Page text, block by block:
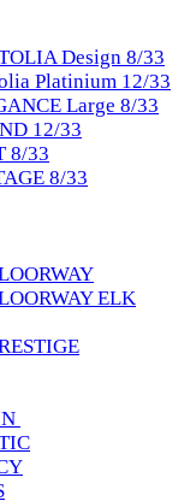
Design 8/33
Platinium 12/33
Large 8/33
12/33
8/33
8/33
ELK